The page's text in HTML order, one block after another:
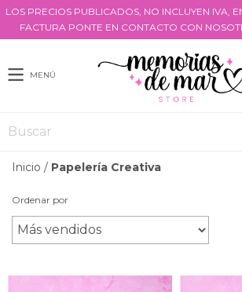
LOS PRECIOS PUBLICADOS, NO INCLUYEN IVA,
FACTURA PONTE EN CONTACTO CON
MENÚ
Inicio / Papelería Creativa
Ordenar por